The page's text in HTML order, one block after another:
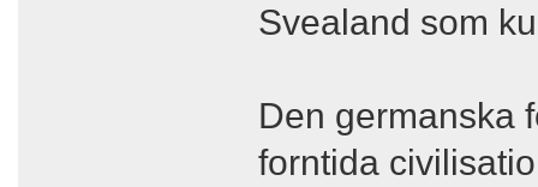
Svealand som
Den germanska
forntida